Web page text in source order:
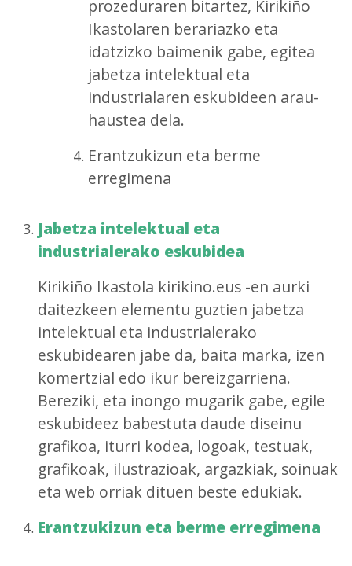
prozeduraren bitartez, Kirikiño
Ikastolaren berariazko eta
idatzizko baimenik gabe, egitea
jabetza intelektual eta
industrialaren eskubideen arau-
haustea dela.
Erantzukizun eta berme
erregimena
Jabetza intelektual eta
industrialerako eskubidea
Kirikiño Ikastola kirikino.eus -en aurki
daitezkeen elementu guztien jabetza
intelektual eta industrialerako
eskubidearen jabe da, baita marka, izen
komertzial edo ikur bereizgarriena.
Bereziki, eta inongo mugarik gabe, egile
eskubideez babestuta daude diseinu
grafikoa, iturri kodea, logoak, testuak,
grafikoak, ilustrazioak, argazkiak, soinuak
eta web orriak dituen beste edukiak.
Erantzukizun eta berme erregimena